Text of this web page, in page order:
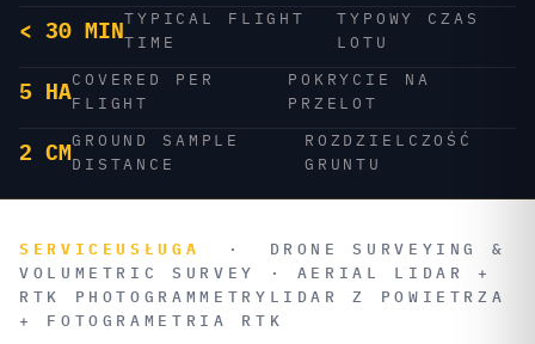
< 30 MINTYPICAL FLIGHT
TIME
TYPOWY CZAS
LOTU
5 HACOVERED PER
FLIGHT
POKRYCIE NA
PRZELOT
2 CMGROUND SAMPLE
DISTANCE
ROZDZIELCZOŚĆ
GRUNTU
SERVICEUSŁUGA · DRONE SURVEYING &
VOLUMETRIC SURVEY · AERIAL LIDAR +
RTK PHOTOGRAMMETRY LIDAR Z POWIETRZA
+ FOTOGRAMETRIA RTK